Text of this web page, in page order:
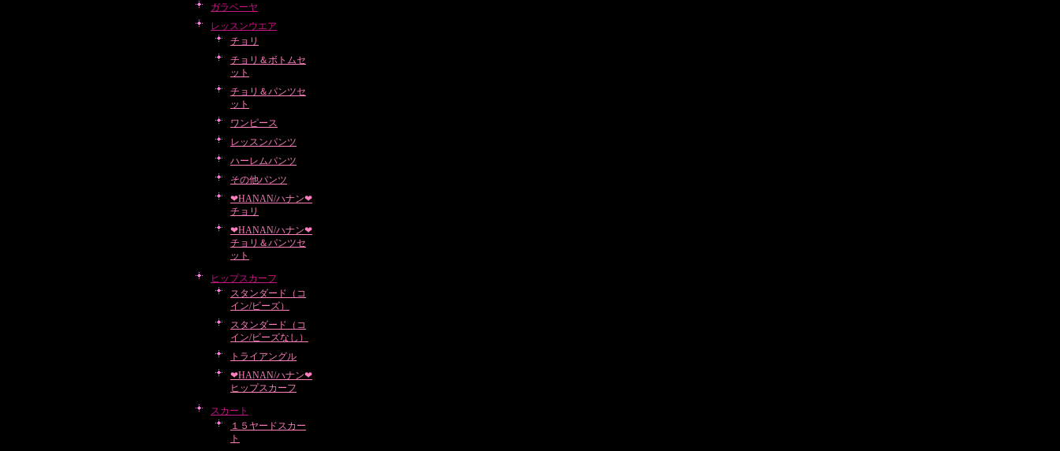
ガラベーヤ
レッスンウエア
チョリ
チョリ＆ボトムセ
ット
チョリ＆パンツセ
ット
ワンピース
レッスンパンツ
ハーレムパンツ
その他パンツ
❤HANAN/ハナン❤
チョリ
❤HANAN/ハナン❤
チョリ＆パンツセ
ット
ヒップスカーフ
スタンダード（コ
イン/ビーズ）
スタンダード（コ
イン/ビーズなし）
トライアングル
❤HANAN/ハナン❤
ヒップスカーフ
スカート
１５ヤードスカー
ト